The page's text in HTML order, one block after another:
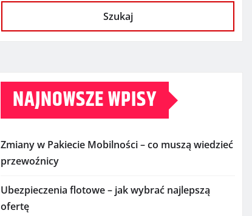
Szukaj
NAJNOWSZE WPISY
Zmiany w Pakiecie Mobilności – co muszą wiedzieć
przewoźnicy
Ubezpieczenia flotowe – jak wybrać najlepszą
ofertę